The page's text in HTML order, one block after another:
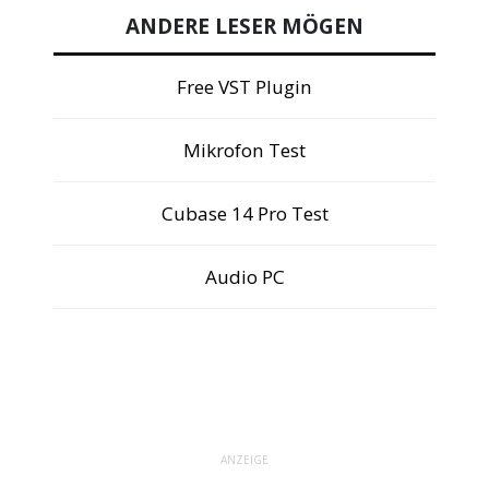
ANDERE LESER MÖGEN
Free VST Plugin
Mikrofon Test
Cubase 14 Pro Test
Audio PC
ANZEIGE